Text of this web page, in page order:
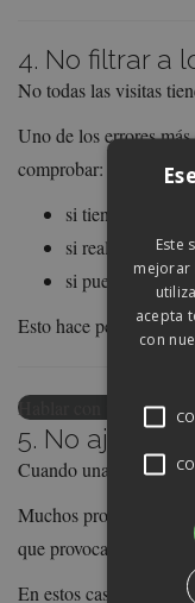
4. No filtrar a
No todas las visitas
Uno de los errores
comprobar:
si tienen
si realmente
si pueden tomar
Esto hace perder
Hablar con un
5. No ajustar
Cuando una vivienda
Muchos propietarios
que provoca que el
En estos casos,
Este
mejorar
acepta
con